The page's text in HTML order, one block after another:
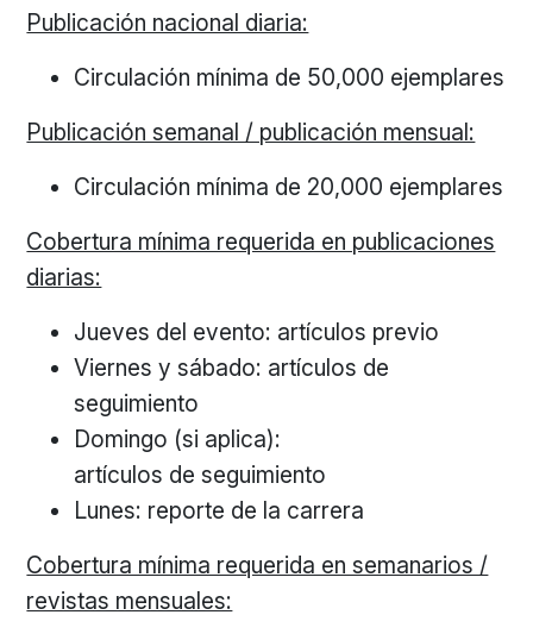
Publicación nacional diaria:
Circulación mínima de 50,000 ejemplares
Publicación semanal / publicación mensual:
Circulación mínima de 20,000 ejemplares
Cobertura mínima requerida en publicaciones
diarias:
Jueves del evento: artículos previo
Viernes y sábado: artículos de
seguimiento
Domingo (si aplica):
artículos de seguimiento
Lunes: reporte de la carrera
Cobertura mínima requerida en semanarios /
revistas mensuales: